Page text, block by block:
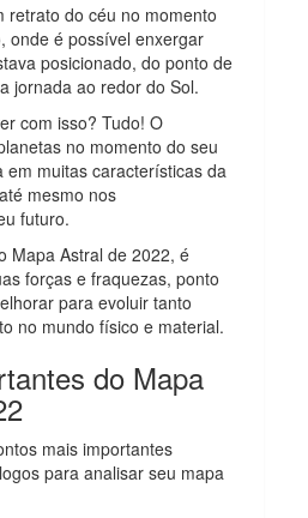
retrato do céu no momento
onde é possível enxergar
posicionado, do ponto de
jornada ao redor do Sol.
com isso? Tudo! O
no momento do seu
em muitas características da
mesmo nos
futuro.
Mapa Astral de 2022, é
forças e fraquezas, ponto
para evoluir tanto
no mundo físico e material.
do Mapa
mais importantes
para analisar seu mapa